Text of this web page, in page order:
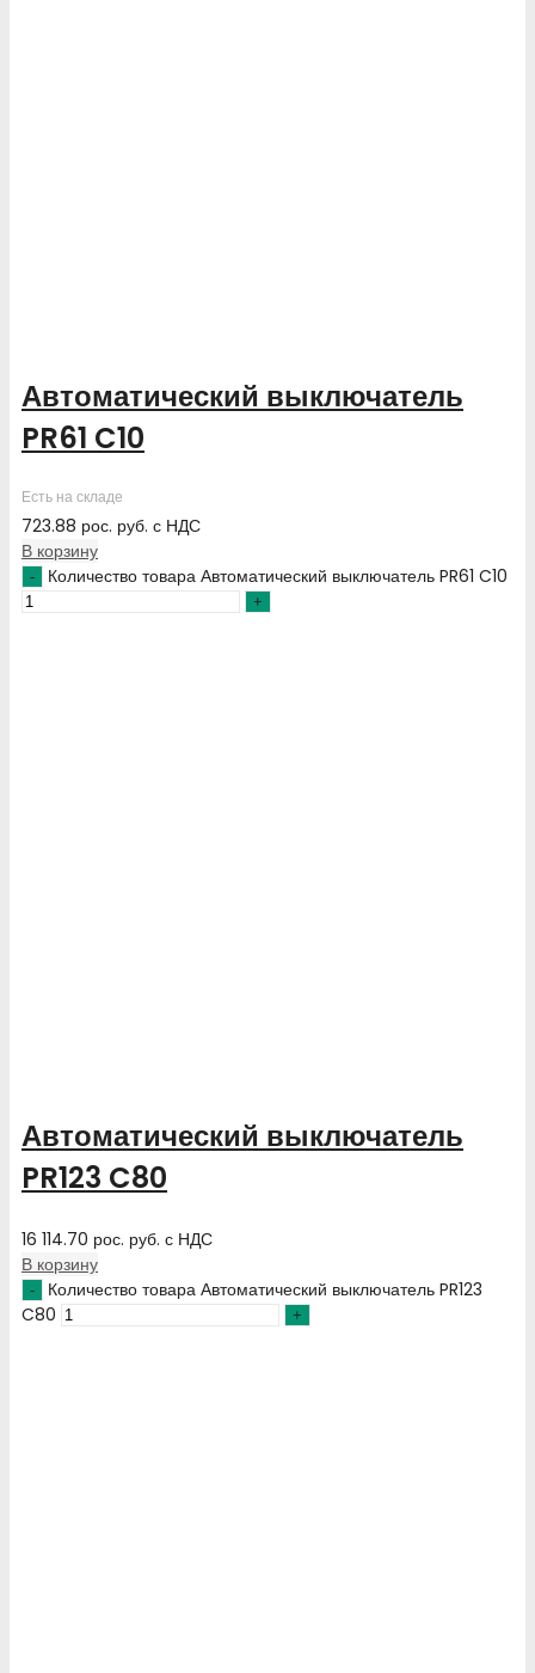
Автоматический выключатель
PR61 C10
Есть на складе
723.88 рос. руб. с НДС
В корзину
Количество товара Автоматический выключатель PR61 C10
Автоматический выключатель
PR123 C80
16 114.70 рос. руб. с НДС
В корзину
Количество товара Автоматический выключатель PR123
C80